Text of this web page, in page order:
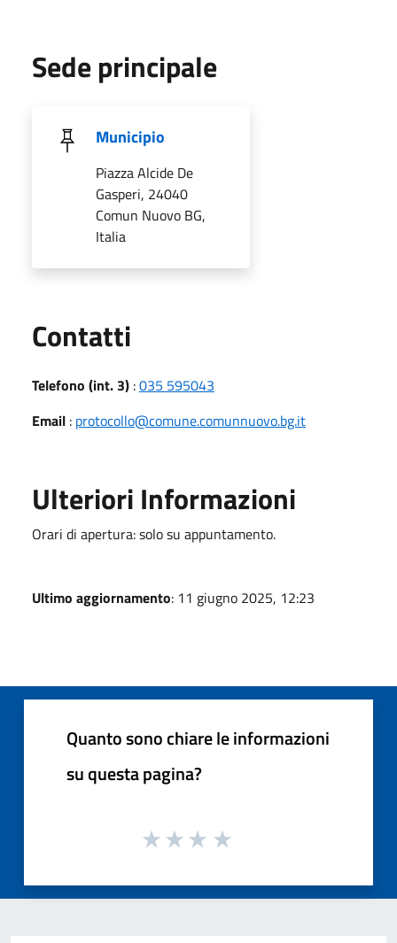
Sede principale
Municipio
Piazza Alcide De
Gasperi, 24040
Comun Nuovo BG,
Italia
Contatti
Telefono (int. 3) :035 595043
Email : protocollo@comune.comunnuovo.bg.it
Ulteriori Informazioni
Orari di apertura: solo su appuntamento.
Ultimo aggiornamento: 11 giugno 2025, 12:23
Quanto sono chiare le informazioni
su questa pagina?